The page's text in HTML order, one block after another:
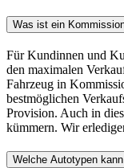
Was ist ein
Für Kundinnen und
den maximalen
Fahrzeug in
bestmöglichen
Provision. Auch in
kümmern. Wir
Welche Autotypen